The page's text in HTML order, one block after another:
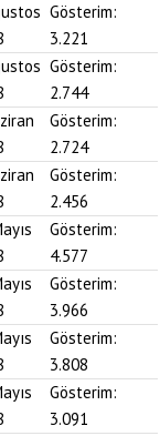
Gösterim:
3.221
Gösterim:
2.744
Gösterim:
2.724
Gösterim:
2.456
Gösterim:
4.577
Gösterim:
3.966
Gösterim:
3.808
Gösterim:
3.091